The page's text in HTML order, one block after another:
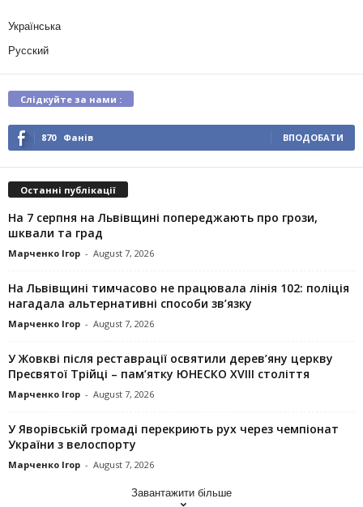
Українська
Русский
Слідкуйте за нами :
870 Фанів ВПОДОБАТИ
Останні публікації
На 7 серпня на Львівщині попереджають про грози,
шквали та град
Марченко Ігор - August 7, 2026
На Львівщині тимчасово не працювала лінія 102: поліція
нагадала альтернативні способи зв’язку
Марченко Ігор - August 7, 2026
У Жовкві після реставрації освятили дерев’яну церкву
Пресвятої Трійці – пам’ятку ЮНЕСКО XVIII століття
Марченко Ігор - August 7, 2026
У Яворівській громаді перекриють рух через чемпіонат
України з велоспорту
Марченко Ігор - August 7, 2026
Завантажити більше